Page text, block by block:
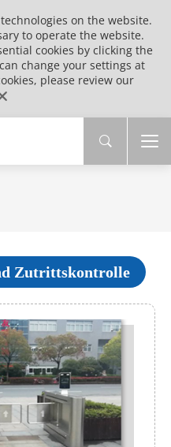
on the website.
to operate the website.
cookies by clicking the
change your settings at
please review our
Zutrittskontrolle